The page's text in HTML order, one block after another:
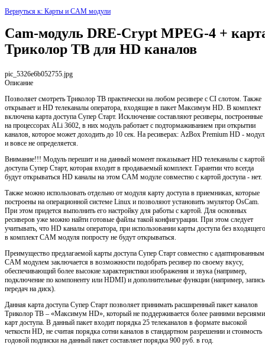
Вернуться к: Карты и CAM модули
Cam-модуль DRE-Crypt MPEG-4 +
Триколор ТВ для HD каналов
pic_5326e6b052755.jpg
Описание
Позволяет смотреть Триколор ТВ практически на любом ресивере с CI слотом. Также
открывает и HD телеканалы оператора, входящие в пакет Максимум HD. В комплект
включена карта доступа Супер Старт. Исключение составляют ресиверы, построенные
на процессорах ALi 3602, в них модуль работает с подтормаживанием при открытии
каналов, которое может доходить до 10 сек. На ресиверах: AzBox Premium HD -
и вовсе не определяется.
Внимание!!! Модуль перешит и на данный момент показывает HD телеканалы с картой
доступа Супер Старт, которая входит в продаваемый комплект. Гарантии что всегда
будут открываться HD каналы на этом CAM модуле совместно с картой доступа - нет.
Также можно использовать отдельно от модуля карту доступа в приемниках, которые
построены на операционной системе Linux и позволяют установить эмулятор OsCam.
При этом придется выполнить его настройку для работы с картой. Для основных
ресиверов уже можно найти готовые файлы такой конфигурации. При этом следует
учитывать, что HD каналы оператора, при использовании карты доступа без входящего
в комплект CAM модуля попросту не будут открываться.
Преимущество предлагаемой карты доступа Супер Старт совместно с адаптированным
CAM модулем заключается в возможности подобрать ресивер по своему вкусу,
обеспечивающий более высокие характеристики изображения и звука (например,
подключение по компоненту или HDMI) и дополнительные функции (например, запись
передач на диск).
Данная карта доступа Супер Старт позволяет принимать расширенный пакет каналов
Триколор ТВ – «Максимум HD», который не поддерживается более ранними версиями
карт доступа. В данный пакет входит порядка 25 телеканалов в формате высокой
четкости HD, не считая порядка сотни каналов в стандартном разрешении и стоимость
годовой подписки на данный пакет составляет порядка 900 руб. в год.